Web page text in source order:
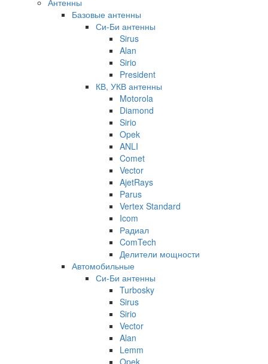
Базовые антенны
Си-Би антенны
Sirus
Alan
Sirio
President
КВ, УКВ антенны
Motorola
Diamond
Sirio
Opek
ANLI
Comet
Vector
AjetRays
Parus
Vertex Standard
Icom
Радиал
ComTech
Делители мощности
Автомобильные
Си-Би антенны
Turbosky
Sirus
Sirio
Vector
Alan
Lemm
Opek